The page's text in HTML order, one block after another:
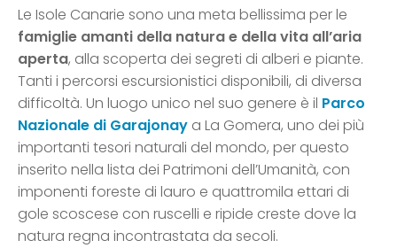
Le Isole Canarie sono una meta bellissima per le
famiglie amanti della natura e della vita all’aria
aperta, alla scoperta dei segreti di alberi e piante.
Tanti i percorsi escursionistici disponibili, di diversa
difficoltà. Un luogo unico nel suo genere è il Parco
Nazionale di Garajonay a La Gomera, uno dei più
importanti tesori naturali del mondo, per questo
inserito nella lista dei Patrimoni dell’Umanità, con
imponenti foreste di lauro e quattromila ettari di
gole scoscese con ruscelli e ripide creste dove la
natura regna incontrastata da secoli.